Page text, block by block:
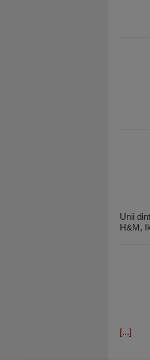
Unii
H&M,
[...]